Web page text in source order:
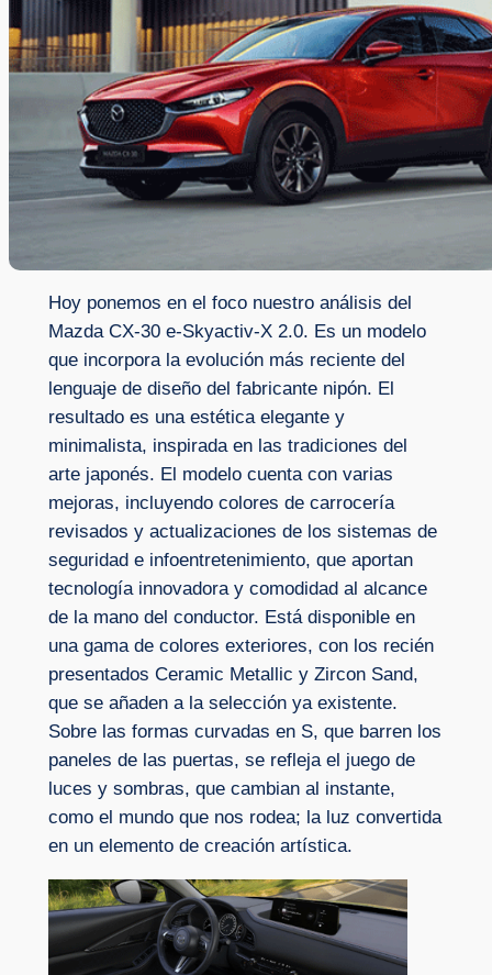
Hoy ponemos en el foco nuestro análisis del
Mazda CX-30 e-Skyactiv-X 2.0. Es un modelo
que incorpora la evolución más reciente del
lenguaje de diseño del fabricante nipón. El
resultado es una estética elegante y
minimalista, inspirada en las tradiciones del
arte japonés. El modelo cuenta con varias
mejoras, incluyendo colores de carrocería
revisados y actualizaciones de los sistemas de
seguridad e infoentretenimiento, que aportan
tecnología innovadora y comodidad al alcance
de la mano del conductor. Está disponible en
una gama de colores exteriores, con los recién
presentados Ceramic Metallic y Zircon Sand,
que se añaden a la selección ya existente.
Sobre las formas curvadas en S, que barren los
paneles de las puertas, se refleja el juego de
luces y sombras, que cambian al instante,
como el mundo que nos rodea; la luz convertida
en un elemento de creación artística.